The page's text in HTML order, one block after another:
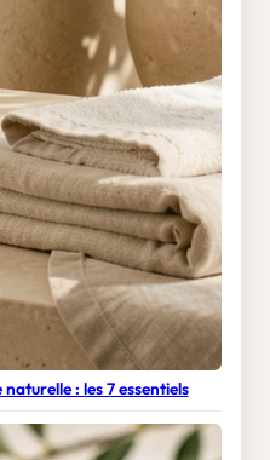
: les 7 essentiels